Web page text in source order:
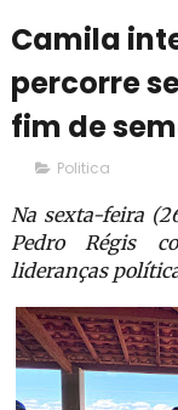
Camila
percorre
fim de
Politica
Na sexta-feira
Pedro Régis
lideranças